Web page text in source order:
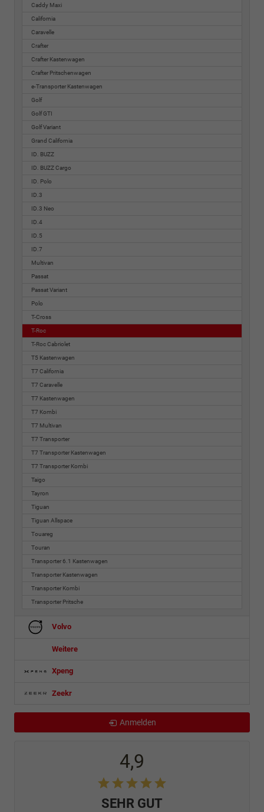
Caddy Maxi
California
Caravelle
Crafter
Crafter Kastenwagen
Crafter Pritschenwagen
e-Transporter Kastenwagen
Golf
Golf GTI
Golf Variant
Grand California
ID. BUZZ
ID. BUZZ Cargo
ID. Polo
ID.3
ID.3 Neo
ID.4
ID.5
ID.7
Multivan
Passat
Passat Variant
Polo
T-Cross
T-Roc
T-Roc Cabriolet
T5 Kastenwagen
T7 California
T7 Caravelle
T7 Kastenwagen
T7 Kombi
T7 Multivan
T7 Transporter
T7 Transporter Kastenwagen
T7 Transporter Kombi
Taigo
Tayron
Tiguan
Tiguan Allspace
Touareg
Touran
Transporter 6.1 Kastenwagen
Transporter Kastenwagen
Transporter Kombi
Transporter Pritsche
Volvo
Weitere
Xpeng
Zeekr
Anmelden
4,9
SEHR GUT